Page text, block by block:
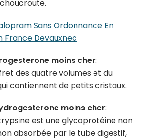
Sans Ordonnance En
France Devauxnec
moins cher:
des quatre volumes et du
contiennent de petits cristaux.
moins cher:
est une glycoprotéine non
absorbée par le tube digestif,